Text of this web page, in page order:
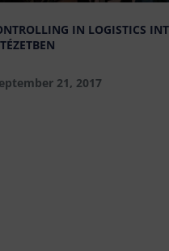
IN LOGISTICS
21, 2017